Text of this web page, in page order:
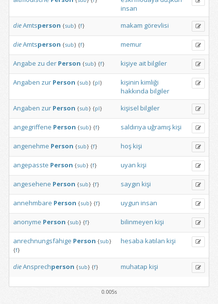
insan
dieAmtsperson {sub} {f} makam görevlisi
dieAmtsperson {sub} {f} memur
Angabe zu der Person {sub} {f} kişiye aitbilgiler
Angaben zur Person {sub} {pl} kişinin kimliği
hakkında bilgiler
Angaben zur Person {sub} {pl} kişisel bilgiler
angegriffene Person {sub} {f} saldırıya uğramışkişi
angenehme Person {sub} {f} hoşkişi
angepasste Person {sub} {f} uyan kişi
angesehene Person {sub} {f} saygın kişi
annehmbare Person {sub} {f} uygun insan
anonyme Person {sub} {f} bilinmeyen kişi
anrechnungsfähige Person {sub}
{f}
hesaba katılan kişi
dieAnsprechperson {sub} {f} muhatap kişi
0.005s